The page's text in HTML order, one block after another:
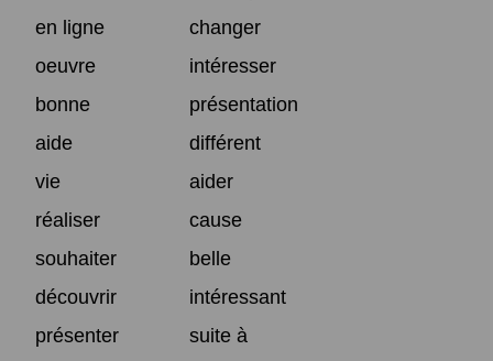
en ligne
changer
oeuvre
intéresser
bonne
présentation
aide
différent
vie
aider
réaliser
cause
souhaiter
belle
découvrir
intéressant
présenter
suite à